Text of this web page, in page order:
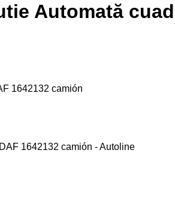
Automată
1642132 camión